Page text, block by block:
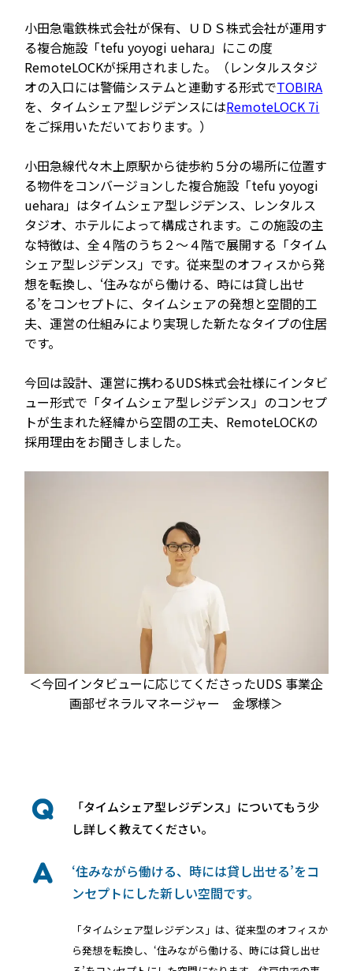
導入前の課題と導入効果
小田急電鉄株式会社が保有、ＵＤＳ株式会社が運用す
る複合施設「tefu yoyogi uehara」にこの度
RemoteLOCKが採用されました。（レンタルスタジ
オの入口には警備システムと連動する形式でTOBIRA
を、タイムシェア型レジデンスにはRemoteLOCK 7i
をご採用いただいております。）
小田急線代々木上原駅から徒歩約５分の場所に位置す
る物件をコンバージョンした複合施設「tefu yoyogi
uehara」はタイムシェア型レジデンス、レンタルス
タジオ、ホテルによって構成されます。この施設の主
な特徴は、全４階のうち２～４階で展開する「タイム
シェア型レジデンス」です。従来型のオフィスから発
想を転換し、‘住みながら働ける、時には貸し出せ
る’をコンセプトに、タイムシェアの発想と空間的工
夫、運営の仕組みにより実現した新たなタイプの住居
です。
今回は設計、運営に携わるUDS株式会社様にインタビ
ュー形式で「タイムシェア型レジデンス」のコンセプ
トが生まれた経緯から空間の工夫、RemoteLOCKの
採用理由をお聞きしました。
＜今回インタビューに応じてくださったUDS 事業企
画部ゼネラルマネージャー 金塚様＞
インタビュー「タイムシェア型レジデンス」についてもう少
し詳しく教えてください。
‘住みながら働ける、時には貸し出せる’をコ
ンセプトにした新しい空間です。
「タイムシェア型レジデンス」は、従来型のオフィスか
ら発想を転換し、‘住みながら働ける、時には貸し出せ
ホーム
機能
機能トップ
ユニバーサルアクセスキー＆かぎ
パス
他社スマートロックとの連携
システム連携
システム連携トップ
連携システム一覧
API連携
製品情報
製品情報トップ
製品ラインナップ
RemoteLOCK 9j-Q
SADIOT ROOM
製品の比較
利用事例
利用事例トップ
オフィス
事例インタビュー
レンタルスペース
導入の流れ
施工パートナー 一覧
北海道
中部
カスタマーサポート